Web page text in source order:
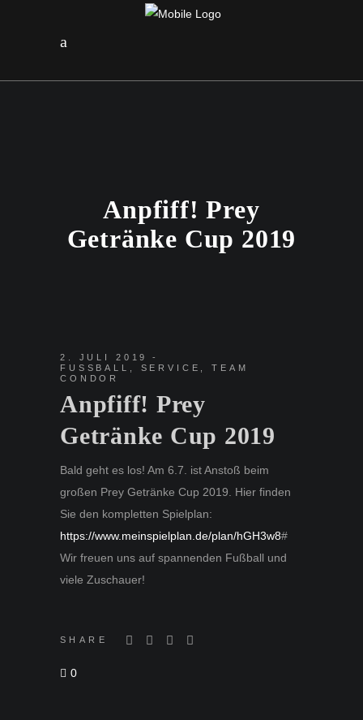
Anpfiff! Prey
Getränke Cup 2019
2. JULI 2019
FUSSBALL
SERVICE ,TEAM
CONDOR
Anpfiff! Prey
Getränke Cup 2019
Bald geht es los! Am 6.7. ist Anstoß beim
großen Prey Getränke Cup 2019. Hier finden
Sie den kompletten Spielplan:
https://www.meinspielplan.de/plan/hGH3w8#
Wir freuen uns auf spannenden Fußball und
viele Zuschauer!
SHARE
0